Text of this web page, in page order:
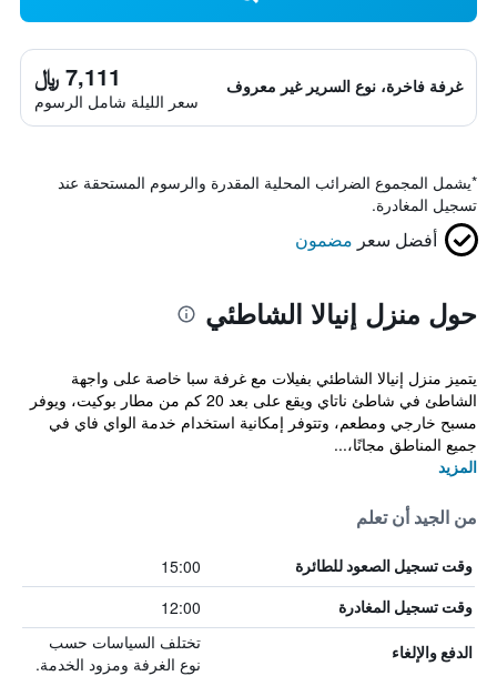
غرفة فاخرة، نوع السرير غير معروف 7,111 ﷼
سعر الليلة شامل الرسوم
*يشمل المجموع الضرائب المحلية المقدرة والرسوم المستحقة عند
تسجيل المغادرة.
أفضل سعر مضمون
حول منزل إنيالا الشاطئي
يتميز منزل إنيالا الشاطئي بفيلات مع غرفة سبا خاصة على واجهة
الشاطئ في شاطئ ناتاي ويقع على بعد 20 كم من مطار بوكيت، ويوفر
مسبح خارجي ومطعم، وتتوفر إمكانية استخدام خدمة الواي فاي في
جميع المناطق مجانًا،...
المزيد
من الجيد أن تعلم
وقت تسجيل الصعود للطائرة 15:00
وقت تسجيل المغادرة 12:00
الدفع والإلغاء
تختلف السياسات حسب
نوع الغرفة ومزود الخدمة.